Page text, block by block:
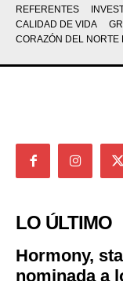
REFERENTES
CALIDAD DE VIDA
CORAZÓN DEL NORTE
LO ÚLTIMO
Hormony,
nominada a